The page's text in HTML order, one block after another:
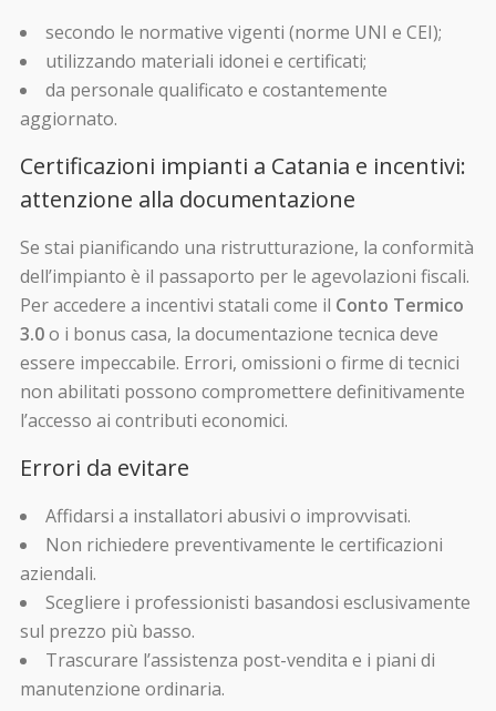
secondo le normative vigenti (norme UNI e CEI);
utilizzando materiali idonei e certificati;
da personale qualificato e costantemente
aggiornato.
Certificazioni impianti a Catania e incentivi:
attenzione alla documentazione
Se stai pianificando una ristrutturazione, la conformità
dell’impianto è il passaporto per le agevolazioni fiscali.
Per accedere a incentivi statali come il Conto Termico
3.0o i bonus casa, la documentazione tecnica deve
essere impeccabile. Errori, omissioni o firme di tecnici
non abilitati possono compromettere definitivamente
l’accesso ai contributi economici.
Errori da evitare
Affidarsi a installatori abusivi o improvvisati.
Non richiedere preventivamente le certificazioni
aziendali.
Scegliere i professionisti basandosi esclusivamente
sul prezzo più basso.
Trascurare l’assistenza post-vendita e i piani di
manutenzione ordinaria.